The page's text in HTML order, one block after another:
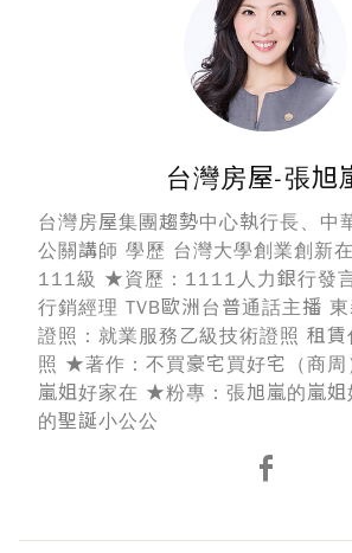
台灣房屋-張旭
台灣房屋集團趨勢中心執行長、中
公關講師 學歷 台灣大學創業創新
111級 ★資歷：1111人力銀行發
行銷經理 TVB歐洲台普通話主播
證照：就業服務乙級技術證照 租
照 ★著作：不買豪宅買好宅（商
嵐姐好家在 ★粉專：張旭嵐的嵐姐
的聖誕小公公